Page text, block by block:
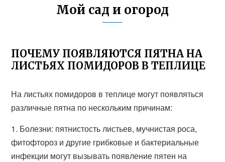
Мой сад и огород
ПОЧЕМУ ПОЯВЛЯЮТСЯ ПЯТНА НА
ЛИСТЬЯХ ПОМИДОРОВ В ТЕПЛИЦЕ
На листьях помидоров в теплице могут появляться
различные пятна по нескольким причинам:
1. Болезни: пятнистость листьев, мучнистая роса,
фитофтороз и другие грибковые и бактериальные
инфекции могут вызывать появление пятен на